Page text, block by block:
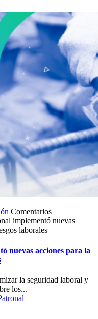
Comentarios
implementó nuevas
laborales
nuevas acciones para la
la seguridad laboral y
los...